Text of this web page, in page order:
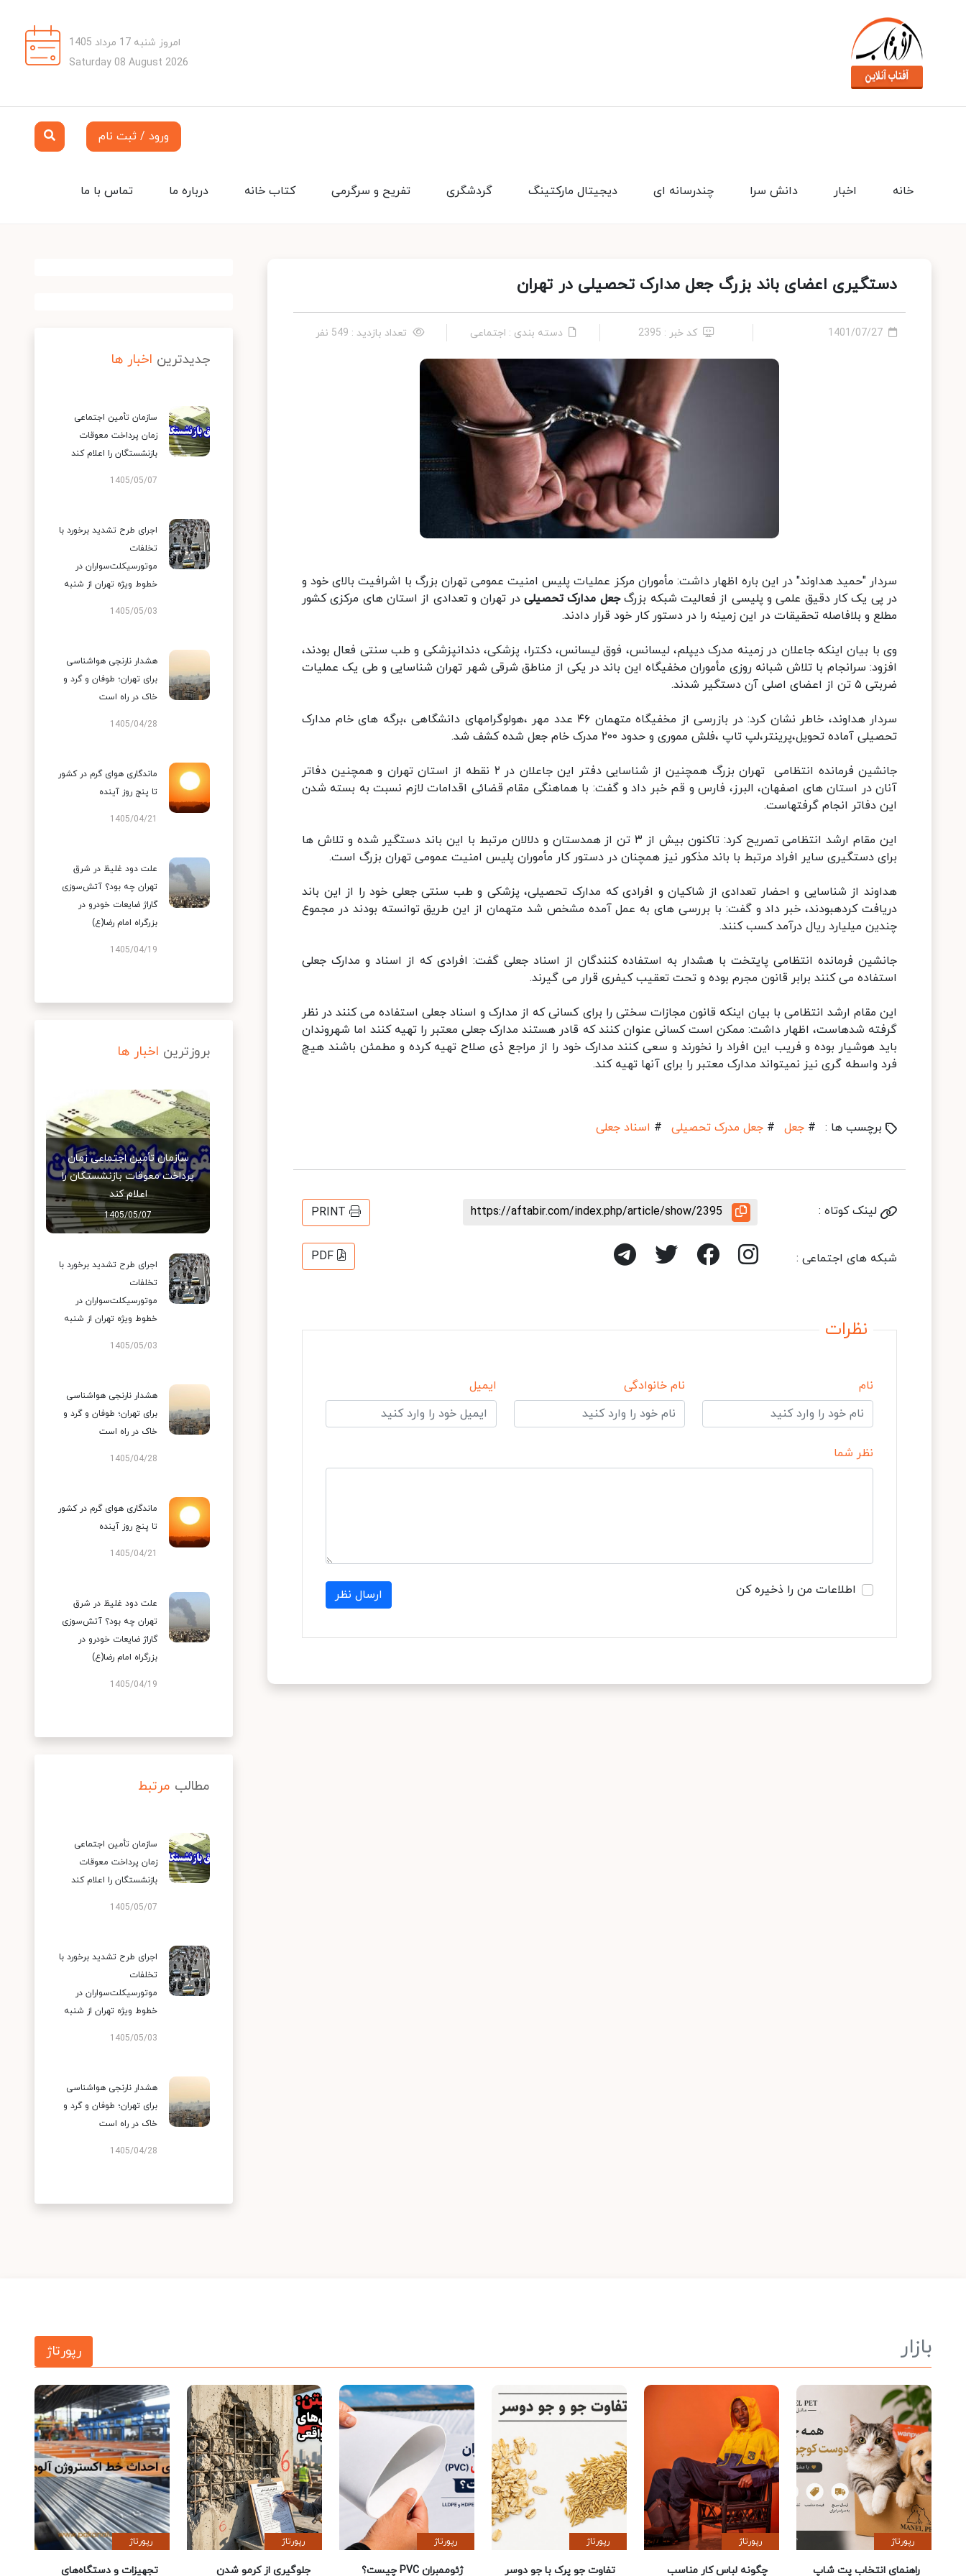
امروز شنبه 17 مرداد 1405
Saturday 08 August 2026
ورود / ثبت نام
تماس با ما درباره ما کتاب خانه تفریح و سرگرمی گردشگری دیجیتال مارکتینگ چندرسانه ای دانش سرا اخبار خانه
دستگیری اعضای باند بزرگ جعل مدارک تحصیلی در تهران
1401/07/27 کد خبر : 2395 دسته بندی : اجتماعی تعداد بازدید : 549 نفر
سردار "حمید هداوند" در این باره اظهار داشت: مأموران مرکز عملیات پلیس امنیت عمومی تهران بزرگ با اشرافیت بالای خود و
در پی یک کار دقیق علمی و پلیسی از فعالیت شبکه بزرگجعل مدارک تحصیلیدر تهران و تعدادی از استان های مرکزی کشور
مطلع و بلافاصله تحقیقات در این زمینه را در دستور کار خود قرار دادند.
وی با بیان اینکه جاعلان در زمینه مدرک دیپلم، لیسانس، فوق لیسانس، دکترا، پزشکی، دندانپزشکی و طب سنتی فعال بودند،
افزود: سرانجام با تلاش شبانه روزی مأموران مخفیگاه این باند در یکی از مناطق شرقی شهر تهران شناسایی و طی یک عملیات
ضربتی ۵ تن از اعضای اصلی آن دستگیر شدند.
سردار هداوند، خاطر نشان کرد: در بازرسی از مخفیگاه متهمان ۴۶ عدد مهر ،هولوگرامهای دانشگاهی ،برگه های خام مدارک
تحصیلی آماده تحویل،پرینتر،لپ تاپ ،فلش مموری و حدود ۲۰۰ مدرک خام جعل شده کشف شد.
جانشین فرمانده انتظامی تهران بزرگ همچنین از شناسایی دفتر این جاعلان در ۲ نقطه از استان تهران و همچنین دفاتر
آنان در استان های اصفهان، البرز، فارس و قم خبر داد و گفت: با هماهنگی مقام قضائی اقدامات لازم نسبت به بسته شدن
این دفاتر انجام گرفتهاست.
این مقام ارشد انتظامی تصریح کرد: تاکنون بیش از ۳ تن از همدستان و دلالان مرتبط با این باند دستگیر شده و تلاش ها
برای دستگیری سایر افراد مرتبط با باند مذکور نیز همچنان در دستور کار مأموران پلیس امنیت عمومی تهران بزرگ است.
هداوند از شناسایی و احضار تعدادی از شاکیان و افرادی که مدارک تحصیلی، پزشکی و طب سنتی جعلی خود را از این باند
دریافت کردهبودند، خبر داد و گفت: با بررسی های به عمل آمده مشخص شد متهمان از این طریق توانسته بودند در مجموع
چندین میلیارد ریال درآمد کسب کنند.
جانشین فرمانده انتظامی پایتخت با هشدار به استفاده کنندگان از اسناد جعلی گفت: افرادی که از اسناد و مدارک جعلی
استفاده می کنند برابر قانون مجرم بوده و تحت تعقیب کیفری قرار می گیرند.
این مقام ارشد انتظامی با بیان اینکه قانون مجازات سختی را برای کسانی که از مدارک و اسناد جعلی استفاده می کنند در نظر
گرفته شدهاست، اظهار داشت: ممکن است کسانی عنوان کنند که قادر هستند مدارک جعلی معتبر را تهیه کنند اما شهروندان
باید هوشیار بوده و فریب این افراد را نخورند و سعی کنند مدارک خود را از مراجع ذی صلاح تهیه کرده و مطمئن باشند هیچ
فرد واسطه گری نیز نمیتواند مدارک معتبر را برای آنها تهیه کند.
برچسب ها : # جعل # جعل مدرک تحصیلی # اسناد جعلی
لینک کوتاه : https://aftabir.com/index.php/article/show/2395
PRINT
شبکه های اجتماعی : PDF
نظرات
نام نام خانوادگی ایمیل
نظر شما
اطلاعات من را ذخیره کن ارسال نظر
جدیدترین اخبار ها
سازمان تأمین اجتماعی
زمان پرداخت معوقات
بازنشستگان را اعلام کند
1405/05/07
اجرای طرح تشدید برخورد با
تخلفات
موتورسیکلت‌سواران در
خطوط ویژه تهران از شنبه
1405/05/03
هشدار نارنجی هواشناسی
برای تهران؛ طوفان و گرد و
خاک در راه است
1405/04/28
ماندگاری هوای گرم در کشور
تا پنج روز آینده
1405/04/21
علت دود غلیظ در شرق
تهران چه بود؟ آتش‌سوزی
گاراژ ضایعات خودرو در
بزرگراه امام رضا(ع)
1405/04/19
بروزترین اخبار ها
سازمان تأمین اجتماعی زمان
پرداخت معوقات بازنشستگان را
اعلام کند
1405/05/07
اجرای طرح تشدید برخورد با
تخلفات
موتورسیکلت‌سواران در
خطوط ویژه تهران از شنبه
1405/05/03
هشدار نارنجی هواشناسی
برای تهران؛ طوفان و گرد و
خاک در راه است
1405/04/28
ماندگاری هوای گرم در کشور
تا پنج روز آینده
1405/04/21
علت دود غلیظ در شرق
تهران چه بود؟ آتش‌سوزی
گاراژ ضایعات خودرو در
بزرگراه امام رضا(ع)
1405/04/19
مطالب مرتبط
سازمان تأمین اجتماعی
زمان پرداخت معوقات
بازنشستگان را اعلام کند
1405/05/07
اجرای طرح تشدید برخورد با
تخلفات
موتورسیکلت‌سواران در
خطوط ویژه تهران از شنبه
1405/05/03
هشدار نارنجی هواشناسی
برای تهران؛ طوفان و گرد و
خاک در راه است
1405/04/28
بازار رپورتاژ
رپورتاژ
راهنمای انتخاب پت شاپ
رپورتاژ
چگونه لباس کار مناسب
رپورتاژ
تفاوت جو پرک با جو دوسر
رپورتاژ
ژئوممبران PVC چیست؟
رپورتاژ
جلوگیری از کرمو شدن
رپورتاژ
تجهیزات و دستگاه‌های